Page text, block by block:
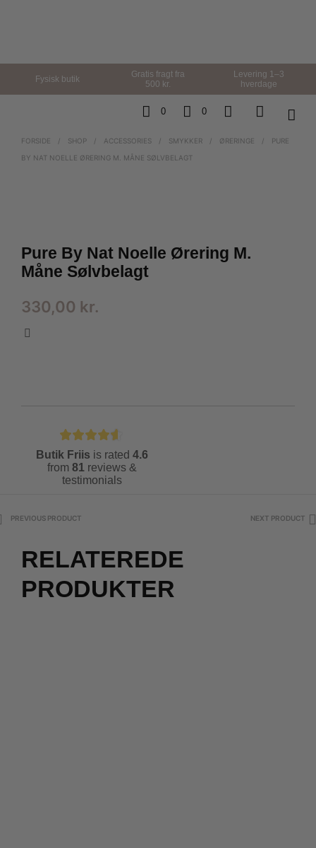
Fysisk butik
Gratis fragt fra
500 kr.
Levering 1–3
hverdage
0 0
FORSIDE / SHOP / ACCESSORIES / SMYKKER / ØRERINGE /
PURE
BY NAT NOELLE ØRERING M. MÅNE SØLVBELAGT
Pure By Nat Noelle Ørering M.
Måne Sølvbelagt
330,00 kr.
Butik Friis is rated 4.6
from 81 reviews &
testimonials
PREVIOUS PRODUCT NEXT PRODUCT
RELATEREDE
PRODUKTER